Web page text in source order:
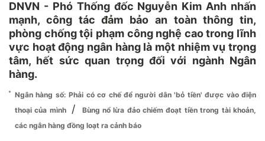
DNVN - Phó Thống đốc Nguyễn Kim Anh nhấn
mạnh, công tác đảm bảo an toàn thông tin,
phòng chống tội phạm công nghệ cao trong lĩnh
vực hoạt động ngân hàng là một nhiệm vụ trọng
tâm, hết sức quan trọng đối với ngành Ngân
hàng.
Ngân hàng số: Phải có cơ chế để người dân 'bỏ tiền' được vào điện
thoại của mình
/
Bùng nổ lừa đảo chiếm đoạt tiền trong tài khoản,
các ngân hàng đồng loạt ra cảnh báo